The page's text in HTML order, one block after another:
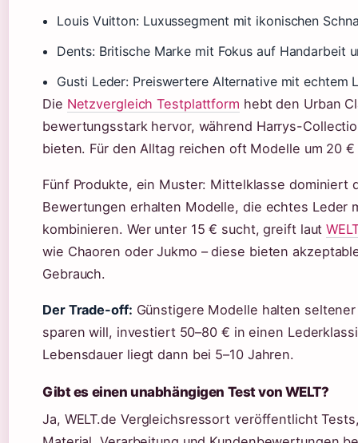
Louis Vuitton: Luxussegment mit ikonischen
Dents: Britische Marke mit Fokus auf Handarbeit
Gusti Leder: Preiswertere Alternative mit echtem
Die Netzvergleich Testplattform hebt den Urban
bewertungsstark hervor, während Harrys-
bieten. Für den Alltag reichen oft Modelle um 20
Fünf Produkte, ein Muster: Mittelklasse dominiert
Bewertungen erhalten Modelle, die echtes Leder
kombinieren. Wer unter 15 € sucht, greift laut
wie Chaoren oder Jukmo – diese bieten
Gebrauch.
Der Trade-off: Günstigere Modelle halten
sparen will, investiert 50–80 € in einen
Lebensdauer liegt dann bei 5–10 Jahren.
Gibt es einen unabhängigen Test von WELT?
Ja, WELT.de Vergleichsressort veröffentlicht